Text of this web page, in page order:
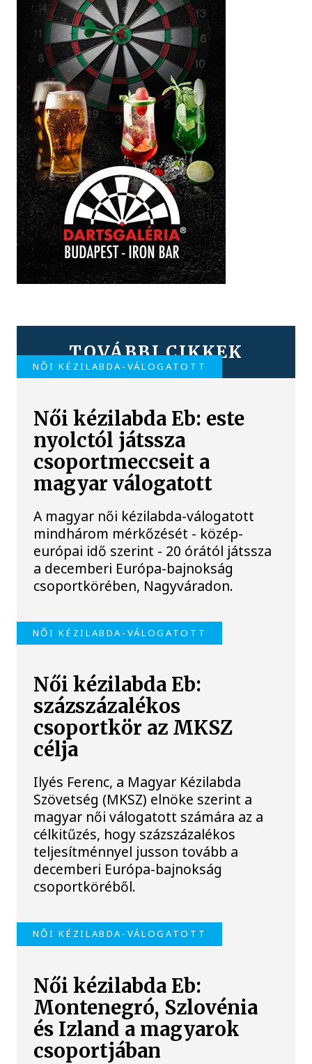
TOVÁBBI CIKKEK
NŐI KÉZILABDA-VÁLOGATOTT
Női kézilabda Eb: este
nyolctól játssza
csoportmeccseit a
magyar válogatott
A magyar női kézilabda-válogatott
mindhárom mérkőzését - közép-
európai idő szerint - 20 órától játssza
a decemberi Európa-bajnokság
csoportkörében, Nagyváradon.
NŐI KÉZILABDA-VÁLOGATOTT
Női kézilabda Eb:
százszázalékos
csoportkör az MKSZ
célja
Ilyés Ferenc, a Magyar Kézilabda
Szövetség (MKSZ) elnöke szerint a
magyar női válogatott számára az a
célkitűzés, hogy százszázalékos
teljesítménnyel jusson tovább a
decemberi Európa-bajnokság
csoportköréből.
NŐI KÉZILABDA-VÁLOGATOTT
Női kézilabda Eb:
Montenegró, Szlovénia
és Izland a magyarok
csoportjában